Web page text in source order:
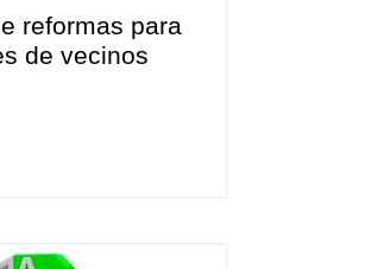
reformas para
de vecinos